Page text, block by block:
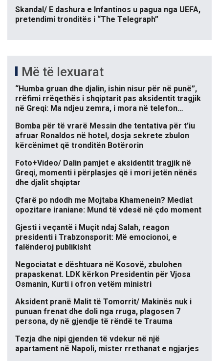
Skandal/ E dashura e Infantinos u pagua nga UEFA,
pretendimi tronditës i “The Telegraph”
Më të lexuarat
“Humba gruan dhe djalin, ishin nisur për në punë”,
rrëfimi rrëqethës i shqiptarit pas aksidentit tragjik
në Greqi: Ma ndjeu zemra, i mora në telefon…
Bomba për të vrarë Messin dhe tentativa për t’iu
afruar Ronaldos në hotel, dosja sekrete zbulon
kërcënimet që tronditën Botërorin
Foto+Video/ Dalin pamjet e aksidentit tragjik në
Greqi, momenti i përplasjes që i mori jetën nënës
dhe djalit shqiptar
Çfarë po ndodh me Mojtaba Khamenein? Mediat
opozitare iraniane: Mund të vdesë në çdo moment
Gjesti i veçantë i Muçit ndaj Salah, reagon
presidenti i Trabzonsporit: Më emocionoi, e
falënderoj publikisht
Negociatat e dështuara në Kosovë, zbulohen
prapaskenat. LDK kërkon Presidentin për Vjosa
Osmanin, Kurti i ofron vetëm ministri
Aksident pranë Malit të Tomorrit/ Makinës nuk i
punuan frenat dhe doli nga rruga, plagosen 7
persona, dy në gjendje të rëndë te Trauma
Tezja dhe nipi gjenden të vdekur në një
apartament në Napoli, mister rrethanat e ngjarjes